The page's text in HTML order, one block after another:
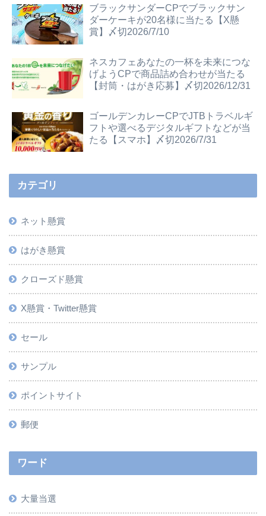
ブラックサンダーCPでブラックサン
ダーケーキが20名様に当たる【X懸
賞】〆切2026/7/10
ネスカフェあなたの一杯を未来につな
げようCPで商品詰め合わせが当たる
【封筒・はがき応募】〆切2026/12/31
ゴールデンカレーCPでJTBトラベルギ
フトや選べるデジタルギフトなどが当
たる【スマホ】〆切2026/7/31
カテゴリ
ネット懸賞
はがき懸賞
クローズド懸賞
X懸賞・Twitter懸賞
セール
サンプル
ポイントサイト
郵便
ワード
大量当選